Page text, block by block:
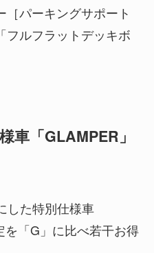
［パーキングサポート
フルフラットデッキボ
車「GLAMPER」
した特別仕様車
を「G」に比べ若干お得